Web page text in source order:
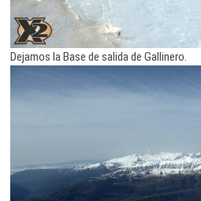
Dejamos la Base de salida de Gallinero.